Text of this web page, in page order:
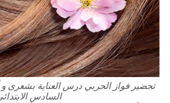
تحضير فواز الحربي درس العناية بشعرى و
السادس الابتدائي 1443